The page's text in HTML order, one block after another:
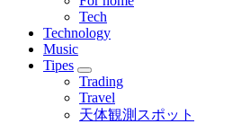
Tech
Technology
Music
Tipes
Trading
Travel
天体観測スポット